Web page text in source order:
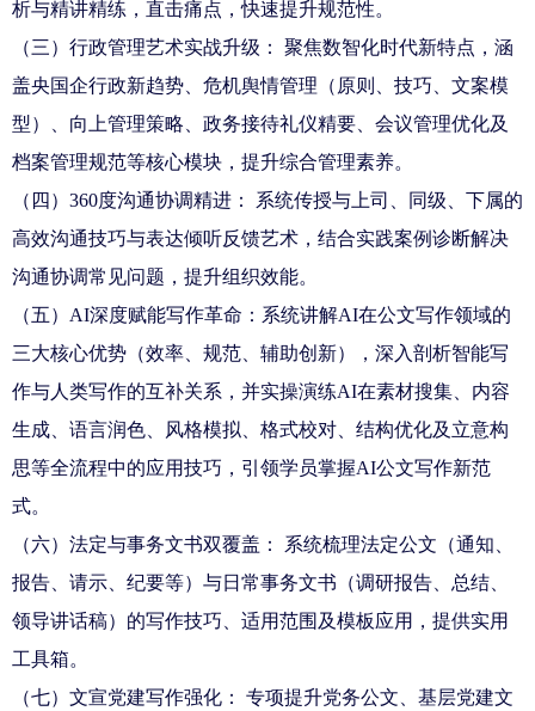
析与精讲精练，直击痛点，快速提升规范性。
（三）行政管理艺术实战升级： 聚焦数智化时代新特点，涵
盖央国企行政新趋势、危机舆情管理（原则、技巧、文案模
型）、向上管理策略、政务接待礼仪精要、会议管理优化及
档案管理规范等核心模块，提升综合管理素养。
（四）360度沟通协调精进： 系统传授与上司、同级、下属的
高效沟通技巧与表达倾听反馈艺术，结合实践案例诊断解决
沟通协调常见问题，提升组织效能。
（五）AI深度赋能写作革命：系统讲解AI在公文写作领域的
三大核心优势（效率、规范、辅助创新），深入剖析智能写
作与人类写作的互补关系，并实操演练AI在素材搜集、内容
生成、语言润色、风格模拟、格式校对、结构优化及立意构
思等全流程中的应用技巧，引领学员掌握AI公文写作新范
式。
（六） 法定与事务文书双覆盖： 系统梳理法定公文（通知、
报告、请示、纪要等）与日常事务文书（调研报告、总结、
领导讲话稿）的写作技巧、适用范围及模板应用，提供实用
工具箱。
（七）文宣党建写作强化： 专项提升党务公文、基层党建文